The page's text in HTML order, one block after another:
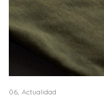
06, Actualidad